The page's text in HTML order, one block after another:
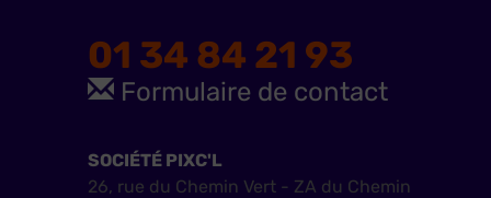
01 34 84 21 93
Formulaire de contact
SOCIÉTÉ PIXC'L
26, rue du Chemin Vert - ZA du Chemin